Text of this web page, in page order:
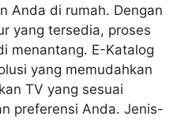
Anda di rumah. Dengan
yang tersedia, proses
menantang. E-Katalog
yang memudahkan
TV yang sesuai
preferensi Anda. Jenis-